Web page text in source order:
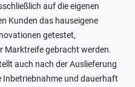
auf die eigenen
Kunden das hauseigene
getestet,
Marktreife gebracht werden.
auch nach der Auslieferung
Inbetriebnahme und dauerhaft